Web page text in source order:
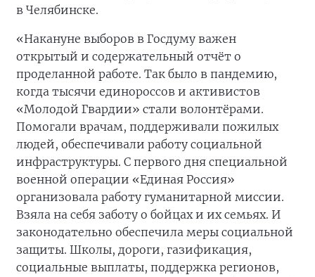
в Челябинске.
«Накануне выборов в Госдуму важен
открытый и содержательный отчёт о
проделанной работе. Так было в пандемию,
когда тысячи единороссов и активистов
«Молодой Гвардии» стали волонтёрами.
Помогали врачам, поддерживали пожилых
людей, обеспечивали работу социальной
инфраструктуры. С первого дня специальной
военной операции «Единая Россия»
организовала работу гуманитарной миссии.
Взяла на себя заботу о бойцах и их семьях. И
законодательно обеспечила меры социальной
защиты. Школы, дороги, газификация,
социальные выплаты, поддержка регионов,